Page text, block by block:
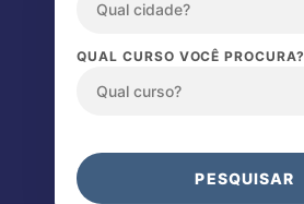
QUAL CURSO VOCÊ PROCURA?
PESQUISAR